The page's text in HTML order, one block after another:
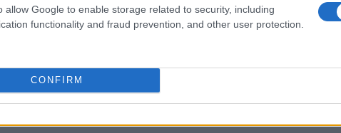
allow Google to enable storage related to security, including
functionality and fraud prevention, and other user protection.
CONFIRM
aglio e pinoli, si aggiunge il basilico e
omogenea. A questo punto, si incorpora
una salsa densa e cremosa. Se non si
un mixer, anche se il risultato finale